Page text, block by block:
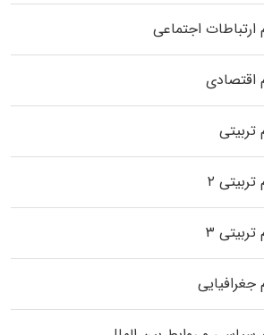
اجتماعی
اقتصادی
۲
۳
جغرافیایی